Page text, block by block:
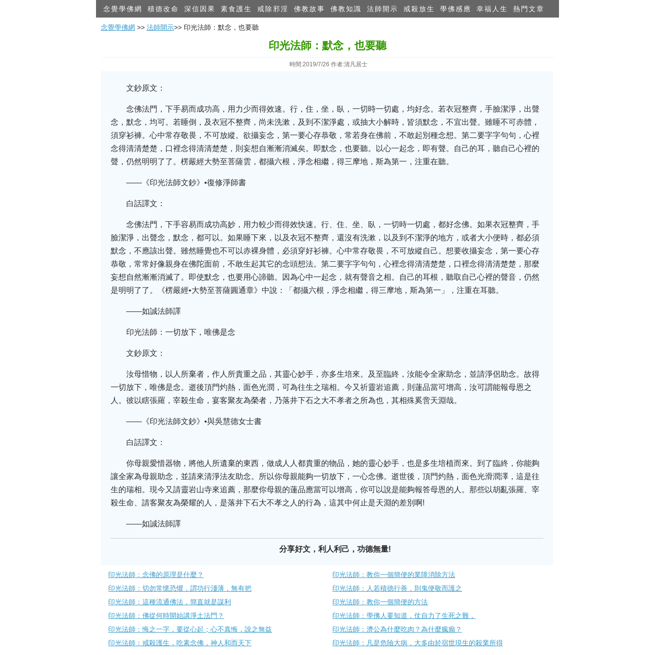
念覺學佛網 積德改命 深信因果 素食護生 戒除邪淫 佛教故事 佛教知識 法師開示 戒殺放生 學佛感應 幸福人生 熱門文章
念覺學佛網 >> 法師開示>> 印光法師：默念，也要聽
印光法師：默念，也要聽
時間:2019/7/26 作者:清凡居士
文鈔原文：
念佛法門，下手易而成功高，用力少而得效速。行，住，坐，臥，一切時一切處，均好念。若衣冠整齊，手臉潔淨，出聲
念，默念，均可。若睡倒，及衣冠不整齊，尚未洗漱，及到不潔淨處，或抽大小解時，皆須默念，不宜出聲。雖睡不可赤體，
須穿衫褲。心中常存敬畏，不可放縱。欲攝妄念，第一要心存恭敬，常若身在佛前，不敢起別種念想。第二要字字句句，心裡
念得清清楚楚，口裡念得清清楚楚，則妄想自漸漸消滅矣。即默念，也要聽。以心一起念，即有聲。自己的耳，聽自己心裡的
聲，仍然明明了了。楞嚴經大勢至菩薩雲，都攝六根，淨念相繼，得三摩地，斯為第一，注重在聽。
——《印光法師文鈔》•復修淨師書
白話譯文：
念佛法門，下手容易而成功高妙，用力較少而得效快速。行、住、坐、臥，一切時一切處，都好念佛。如果衣冠整齊，手
臉潔淨，出聲念，默念，都可以。如果睡下來，以及衣冠不整齊，還沒有洗漱，以及到不潔淨的地方，或者大小便時，都必須
默念，不應該出聲。雖然睡覺也不可以赤裸身體，必須穿好衫褲。心中常存敬畏，不可放縱自己。想要收攝妄念，第一要心存
恭敬，常常好像親身在佛陀面前，不敢生起其它的念頭想法。第二要字字句句，心裡念得清清楚楚，口裡念得清清楚楚，那麼
妄想自然漸漸消滅了。即使默念，也要用心諦聽。因為心中一起念，就有聲音之相。自己的耳根，聽取自己心裡的聲音，仍然
是明明了了。《楞嚴經•大勢至菩薩圓通章》中說：「都攝六根，淨念相繼，得三摩地，斯為第一」，注重在耳聽。
——如誠法師譯
印光法師：一切放下，唯佛是念
文鈔原文：
汝母惜物，以人所棄者，作人所貴重之品，其靈心妙手，亦多生培來。及至臨終，汝能令全家助念，並請淨侶助念。故得
一切放下，唯佛是念。逝後頂門灼熱，面色光潤，可為往生之瑞相。今又祈靈岩追薦，則蓮品當可增高，汝可謂能報母恩之
人。彼以瞎張羅，宰殺生命，宴客聚友為榮者，乃落井下石之大不孝者之所為也，其相殊奚啻天淵哉。
——《印光法師文鈔》•與吳慧德女士書
白話譯文：
你母親愛惜器物，將他人所遺棄的東西，做成人人都貴重的物品，她的靈心妙手，也是多生培植而來。到了臨終，你能夠
讓全家為母親助念，並請來清淨法友助念。所以你母親能夠一切放下，一心念佛。逝世後，頂門灼熱，面色光滑潤澤，這是往
生的瑞相。現今又請靈岩山寺來追薦，那麼你母親的蓮品應當可以增高，你可以說是能夠報答母恩的人。那些以胡亂張羅、宰
殺生命、請客聚友為榮耀的人，是落井下石大不孝之人的行為，這其中何止是天淵的差別啊!
——如誠法師譯
分享好文，利人利己，功德無量!
印光法師：念佛的原理是什麼？
印光法師：教你一個簡便的業障消除方法
印光法師：切勿常懷恐懼，謂功​行淺薄，無有把
印光法師：人若積德行善，則鬼便​敬而護之
印光法師：這種流通佛法，簡直就是謀利
印光法師：教你一個簡便的方法
印光法師：​佛從何時開始講淨土法門？
印光法師：學佛人要知道，仗自力了生​死之難，
印光法師：悔之一字，要從心起；心不真悔，說之無益
印光法師：濟公為什麼吃肉？為​什麼瘋癲？
印光法師：戒殺護生，吃素念佛，神​人和而天下
印光法師：凡是危險大病，大多由於宿世現生的殺業所得